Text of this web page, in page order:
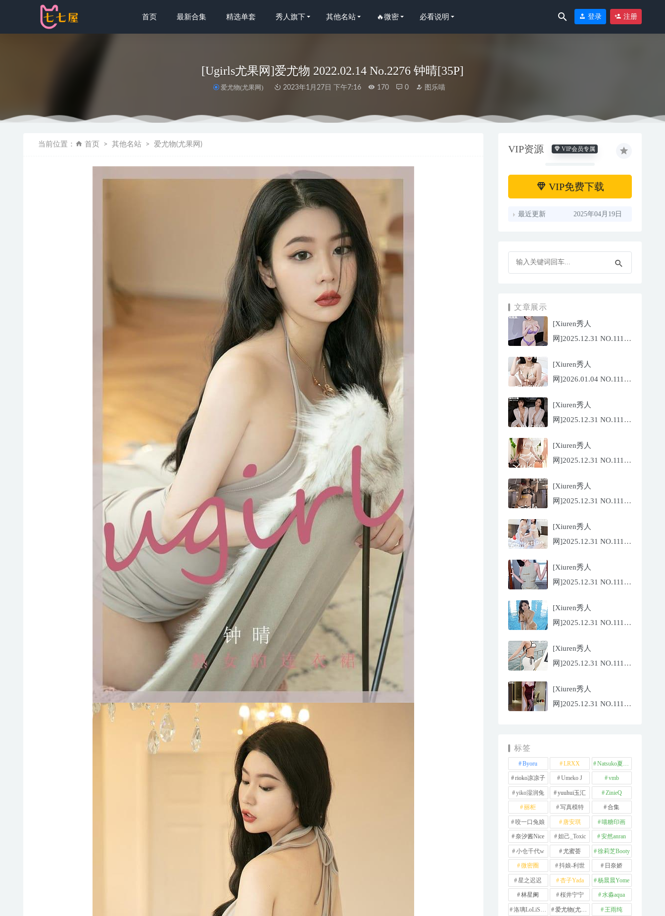
首页 最新合集 精选单套 秀人旗下 其他名站 🔥微密 必看说明 登录 注册
[Ugirls尤果网]爱尤物 2022.02.14 No.2276 钟晴[35P]
爱尤物(尤果网) 2023年1月27日 下午7:16 170 0 图乐喵
当前位置： 首页 其他名站 爱尤物(尤果网) VIP资源 VIP会员专属
VIP免费下载
最近更新 2025年04月19日
文章展示
[Xiuren秀人
网]2025.12.31 NO.11187
[Xiuren秀人
网]2026.01.04 NO.11189
_Thrive[71P/640.85MB]
[Xiuren秀人
网]2025.12.31 NO.11188
[Xiuren秀人
网]2025.12.31 NO.11185
Yuki[75P/942.33MB]
[Xiuren秀人
网]2025.12.31 NO.11186
Fish[79P/773.17MB]
[Xiuren秀人
网]2025.12.31 NO.11184
[82P/854.18MB]
[Xiuren秀人
网]2025.12.31 NO.11183
[Xiuren秀人
网]2025.12.31 NO.11182
[81P/959.10MB]
[Xiuren秀人
网]2025.12.31 NO.11180
[Xiuren秀人
网]2025.12.31 NO.11181
标签
Byoru LRXX Natsuko夏夏子
rioko凉凉子 Umeko J vmb
yiko湿润兔 yuuhui玉汇 ZinieQ
丽柜 写真模特 合集
咬一口兔娘 唐安琪 喵糖印画
奈汐酱Nice 妲己_Toxic 安然anran
小仓千代w 尤蜜荟 徐莉芝Booty
微密圈 抖娘-利世 日奈娇
星之迟迟 杏子Yada 杨晨晨Yome
林星阑 桜井宁宁 水淼aqua
洛璃LoLiSAMA 爱尤物(尤果网) 王雨纯
青豆客 – 写真图片合集【持续更新中】
蠢沫沫 – NO.353《船长》 [300P2V-3.26GB] 2025-04-10
模范学院 – 2019.12.31 Vol.247 恩率babe[52P136M] 2022-11-07
[Xiuren秀人网]2024.09.20 NO.9183 允爾[70+1P/581MB]